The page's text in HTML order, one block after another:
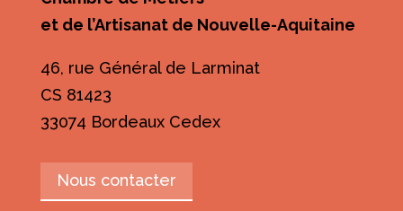
et de l’Artisanat de Nouvelle-Aquitaine
46, rue Général de Larminat
CS 81423
33074 Bordeaux Cedex
Nous contacter